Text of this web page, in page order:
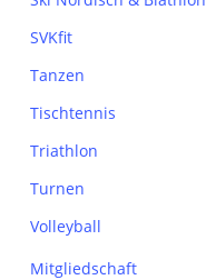
SVKfit
Tanzen
Tischtennis
Triathlon
Turnen
Volleyball
Mitgliedschaft